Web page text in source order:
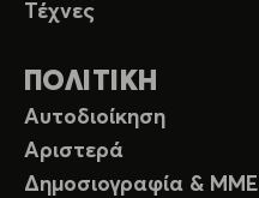
Τέχνες
ΠΟΛΙΤΙΚΗ
Αυτοδιοίκηση
Αριστερά
Δημοσιογραφία & ΜΜΕ